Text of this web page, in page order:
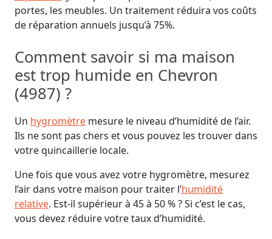
portes, les meubles. Un traitement réduira vos coûts
de réparation annuels jusqu’à 75%.
Comment savoir si ma maison
est trop humide en Chevron
(4987) ?
Un hygromètre mesure le niveau d’humidité de l’air.
Ils ne sont pas chers et vous pouvez les trouver dans
votre quincaillerie locale.
Une fois que vous avez votre hygromètre, mesurez
l’air dans votre maison pour traiter l’humidité
relative. Est-il supérieur à 45 à 50 % ? Si c’est le cas,
vous devez réduire votre taux d’humidité.